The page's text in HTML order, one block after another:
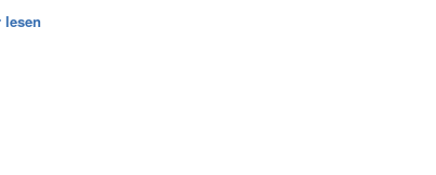
lesen